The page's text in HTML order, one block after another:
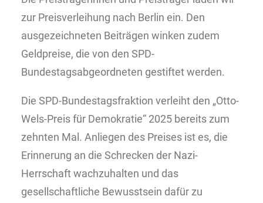
zur Preisverleihung nach Berlin ein. Den
ausgezeichneten Beiträgen winken zudem
Geldpreise, die von den SPD-
Bundestagsabgeordneten gestiftet werden.
Die SPD-Bundestagsfraktion verleiht den „Otto-
Wels-Preis für Demokratie“ 2025 bereits zum
zehnten Mal. Anliegen des Preises ist es, die
Erinnerung an die Schrecken der Nazi-
Herrschaft wachzuhalten und das
gesellschaftliche Bewusstsein dafür zu